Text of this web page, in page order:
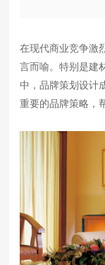
在现代商业竞争激
言而喻。特别是建
中，品牌策划设计
重要的品牌策略，